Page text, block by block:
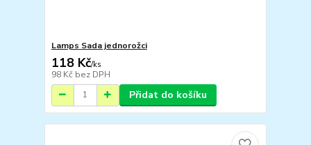
Lamps Sada jednorožci
118 Kč/ks
98 Kč bez DPH
Přidat do košíku